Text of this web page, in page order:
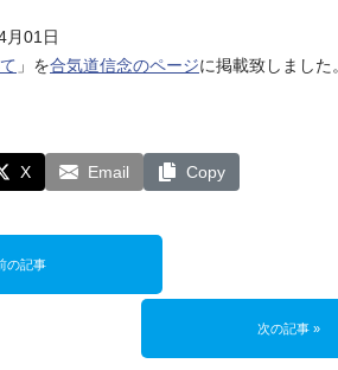
月01日
」を合気道信念のページに掲載致しました
X Email Copy
の記事
次の記事 »